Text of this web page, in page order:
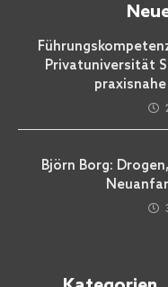
Privatuniversität
Björn Borg: